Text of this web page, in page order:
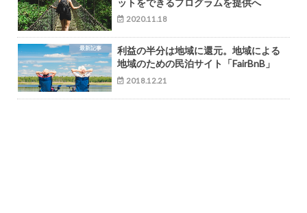
ットをできるプログラムを提供へ
2020.11.18
最新記事
利益の半分は地域に還元。地域による
地域のための民泊サイト「FairBnB」
2018.12.21